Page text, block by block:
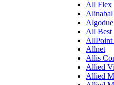
All Flex
Alinabal
All Best
AllPoint
Allnet
Allis
Allied
Allied